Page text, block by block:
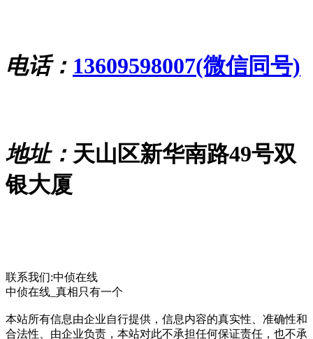
电话： 13609598007(微信同号)
地址： 天山区新华南路49号双
银大厦
联系我们:中侦在线
中侦在线_真相只有一个
本站所有信息由企业自行提供，信息内容的真实性、准确性和
合法性、由企业负责，本站对此不承担任何保证责任，也不承